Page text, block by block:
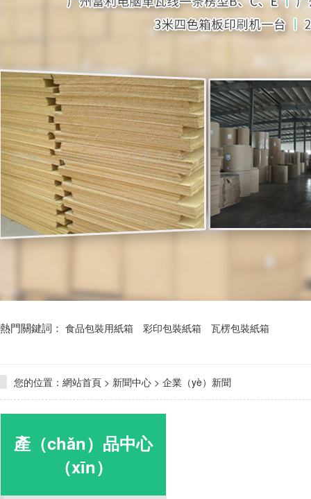
熱門關鍵詞： 食品包裝用紙箱 彩印包裝紙箱 瓦楞包裝紙箱
您的位置： 網站首頁 > 新聞中心 > 企業（yè）新聞
產（chǎn）品中心
（xīn）